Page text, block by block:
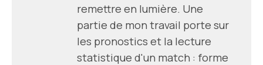
remettre en lumière. Une
partie de mon travail porte sur
les pronostics et la lecture
statistique d'un match : forme